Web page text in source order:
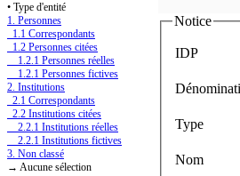
• Type d'entité
1. Personnes
1.1 Correspondants
1.2 Personnes citées
1.2.1 Personnes réelles
1.2.1 Personnes fictives
2. Institutions
2.1 Correspondants
2.2 Institutions citées
2.2.1 Institutions réelles
2.2.1 Institutions fictives
3. Non classé
→ Aucune sélection
Notice
IDP
Type
Nom